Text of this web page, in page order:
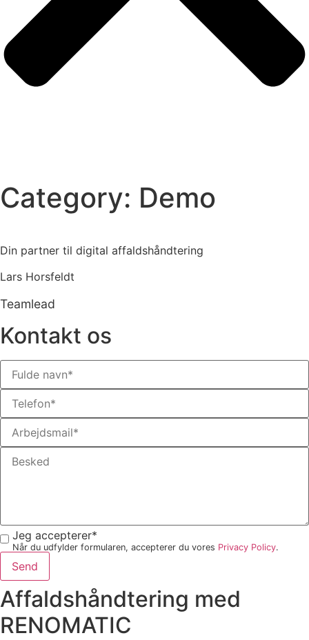
Category: Demo
Din partner til digital affaldshåndtering
Lars Horsfeldt
Teamlead
Kontakt os
Jeg accepterer*
Når du udfylder formularen, accepterer du vores Privacy Policy.
Send
Affaldshåndtering med
RENOMATIC